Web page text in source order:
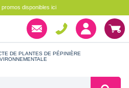
promos disponibles ici
DE PLANTES DE PÉPINIÈRE